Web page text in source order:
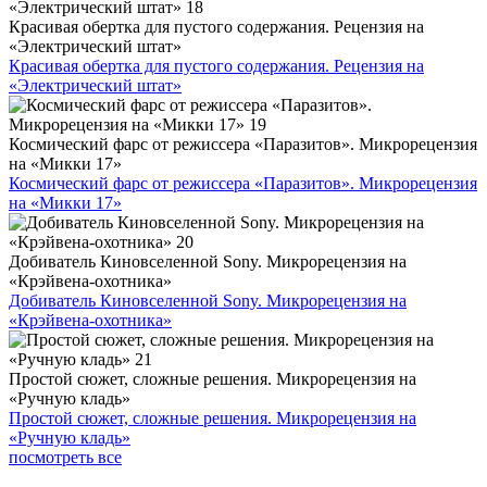
Красивая обертка для пустого содержания. Рецензия на
«Электрический штат»
Красивая обертка для пустого содержания. Рецензия на
«Электрический штат»
Космический фарс от режиссера «Паразитов». Микрорецензия
на «Микки 17»
Космический фарс от режиссера «Паразитов». Микрорецензия
на «Микки 17»
Добиватель Киновселенной Sony. Микрорецензия на
«Крэйвена-охотника»
Добиватель Киновселенной Sony. Микрорецензия на
«Крэйвена-охотника»
Простой сюжет, сложные решения. Микрорецензия на
«Ручную кладь»
Простой сюжет, сложные решения. Микрорецензия на
«Ручную кладь»
посмотреть все